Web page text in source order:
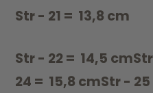
Str - 21 = 13,8 cm
Str - 22 = 14,5
24 = 15,8 cmStr -